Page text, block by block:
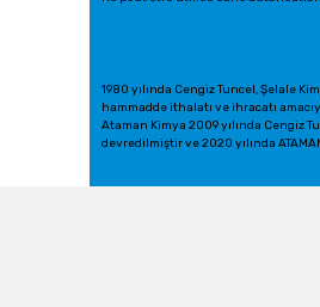
1980 yılında Cengiz Tuncel, Şelale
hammadde ithalatı ve ihracatı
Ataman Kimya 2009 yılında Cengiz
devredilmiştir ve 2020 yılında